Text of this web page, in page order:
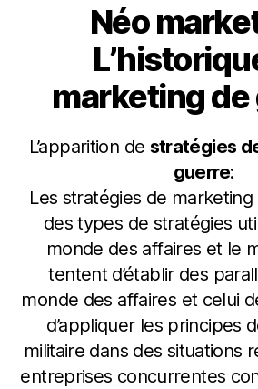
Néo
marketing
L’apparition de stratégies
guerre:
Les stratégies de
des types de stratégies
monde des affaires et le
tentent d’établir des
monde des affaires et celui
d’appliquer les principes
militaire dans des situations
entreprises concurrentes